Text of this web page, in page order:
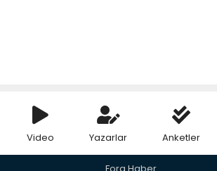
Video Yazarlar Anketler